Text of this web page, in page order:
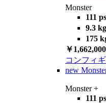
Monster
111 ps
9.3
175
￥
コンフィ
new
Monster +
111 ps